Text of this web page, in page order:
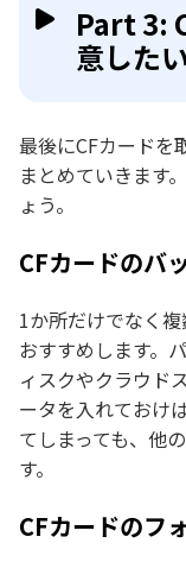
Part 3:
意した
最後にCFカードを
まとめていきます
ょう。
CFカードのバ
1か所だけでなく
おすすめします。
ィスクやクラウド
ータを入れておけ
てしまっても、他
す。
CFカードのフ